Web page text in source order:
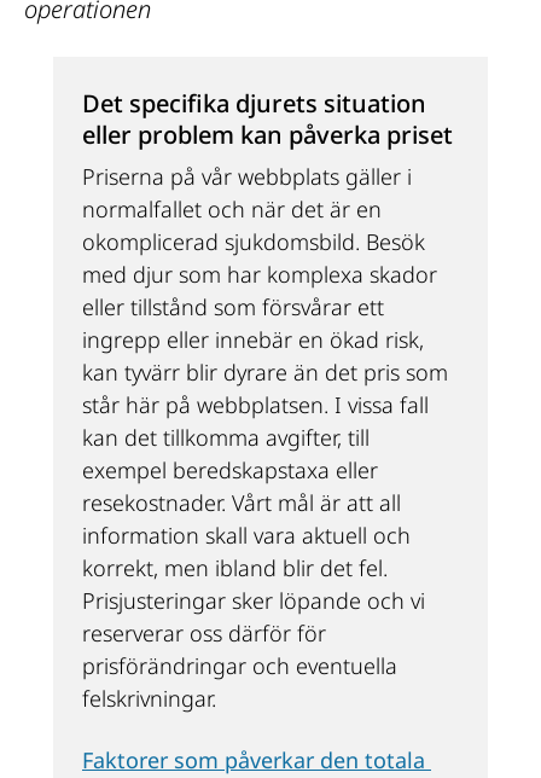
operationen
Det specifika djurets situation
eller problem kan påverka priset
Priserna på vår webbplats gäller i
normalfallet och när det är en
okomplicerad sjukdomsbild. Besök
med djur som har komplexa skador
eller tillstånd som försvårar ett
ingrepp eller innebär en ökad risk,
kan tyvärr blir dyrare än det pris som
står här på webbplatsen. I vissa fall
kan det tillkomma avgifter, till
exempel beredskapstaxa eller
resekostnader. Vårt mål är att all
information skall vara aktuell och
korrekt, men ibland blir det fel.
Prisjusteringar sker löpande och vi
reserverar oss därför för
prisförändringar och eventuella
felskrivningar.
Faktorer som påverkar den totala